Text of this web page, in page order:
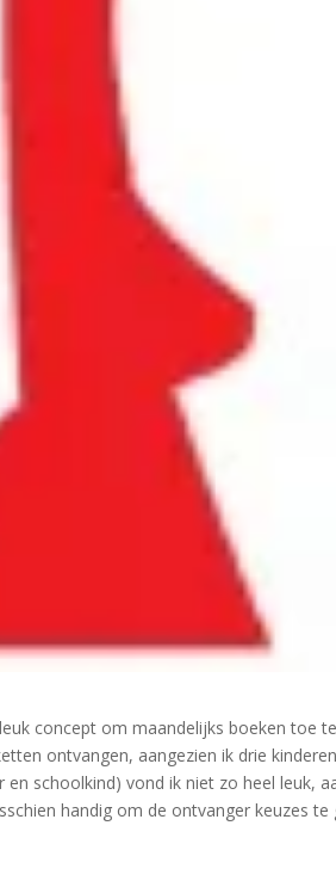
concept om maandelijks boeken toe
ontvangen, aangezien ik drie
en schoolkind) vond ik niet zo heel leuk,
handig om de ontvanger keuzes